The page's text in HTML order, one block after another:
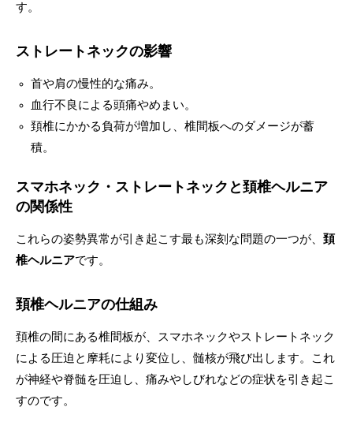
す。
ストレートネックの影響
首や肩の慢性的な痛み。
血行不良による頭痛やめまい。
頚椎にかかる負荷が増加し、椎間板へのダメージが蓄
積。
スマホネック・ストレートネックと頚椎ヘルニア
の関係性
これらの姿勢異常が引き起こす最も深刻な問題の一つが、 頚
椎ヘルニアです。
頚椎ヘルニアの仕組み
頚椎の間にある椎間板が、スマホネックやストレートネック
による圧迫と摩耗により変位し、髄核が飛び出します。これ
が神経や脊髄を圧迫し、痛みやしびれなどの症状を引き起こ
すのです。